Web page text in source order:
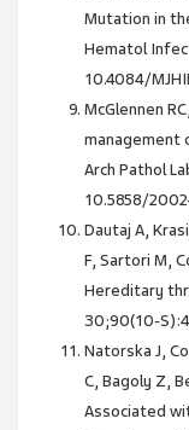
Mutation in
Hematol
10.4084/
McGlennen
management
Arch Pathol
10.5858/
Dautaj A,
F, Sartori M,
Hereditary
30;90(10-
Natorska J,
C, Bagoly Z,
Associated